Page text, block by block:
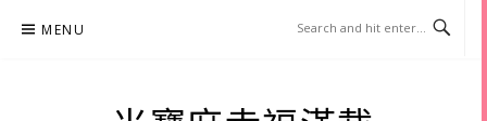
MENU